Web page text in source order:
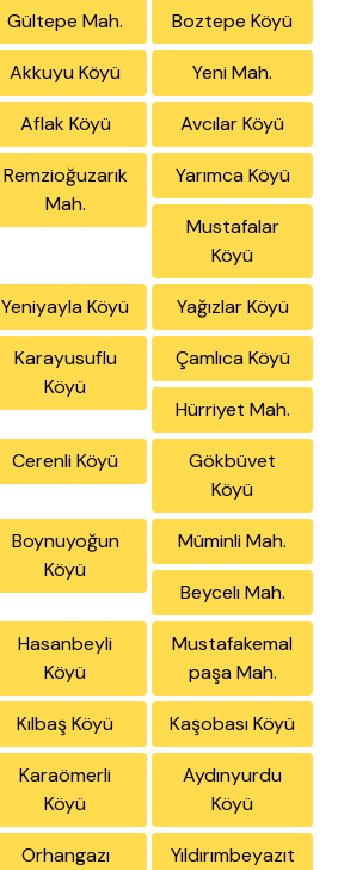
Gültepe Mah. Boztepe Köyü
Akkuyu Köyü Yeni Mah.
Aflak Köyü Avcılar Köyü
Remzioğuzarık
Mah.
Yarımca Köyü
Mustafalar
Köyü
Yeniyayla Köyü Yağızlar Köyü
Karayusuflu
Köyü
Çamlıca Köyü
Hürriyet Mah.
Cerenli Köyü
Gökbüvet
Köyü
Boynuyoğun
Köyü
Müminli Mah.
Beycelı Mah.
Hasanbeyli
Köyü
Mustafakemal
paşa Mah.
Kılbaş Köyü Kaşobası Köyü
Karaömerli
Köyü
Aydınyurdu
Köyü
Orhangazı
Yıldırımbeyazıt